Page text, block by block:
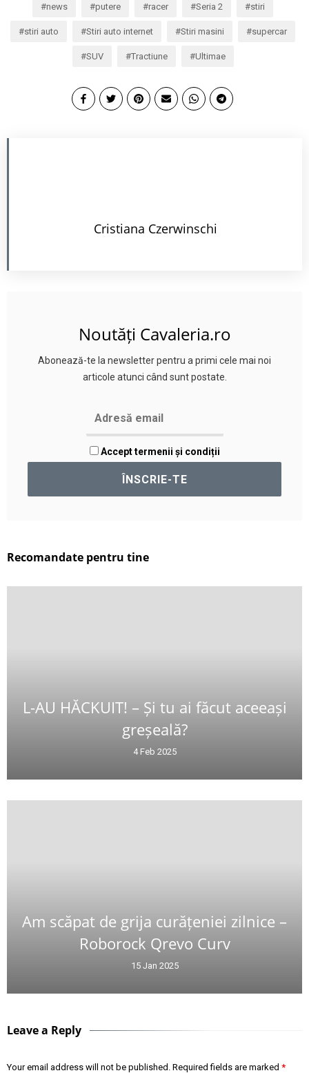
news putere racer Seria 2 stiri
stiri auto Stiri auto internet Stiri masini supercar
SUV Tractiune Ultimae
Cristiana Czerwinschi
Noutăți Cavaleria.ro
Abonează-te la newsletter pentru a primi cele mai noi
articole atunci când sunt postate.
Accept termenii și condiții
Recomandate pentru tine
L-AU HĂCKUIT! – Și tu ai făcut aceeași
greșeală?
4 Feb 2025
Am scăpat de grija curățeniei zilnice –
Roborock Qrevo Curv
15 Jan 2025
Leave a Reply
Your email address will not be published. Required fields are marked *